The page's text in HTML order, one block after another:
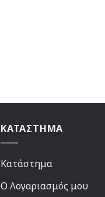
ΚΑΤΑΣΤΗΜΑ
Κατάστημα
Ο Λογαριασμός μου